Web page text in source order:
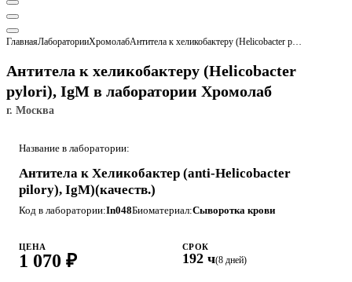
ГлавнаяЛабораторииХромолаб Антитела к хеликобактеру (Helicobacter pylori), IgМ
Антитела к хеликобактеру (Helicobacter
pylori), IgМ в лаборатории Хромолаб
г. Москва
Название в лаборатории:
Антитела к Хеликобактер (anti-Helicobacter
pilory), IgM)(качеств.)
Код в лаборатории:In048Биоматериал:Сыворотка крови
ЦЕНА
1 070 ₽
СРОК
192 ч(8 дней)